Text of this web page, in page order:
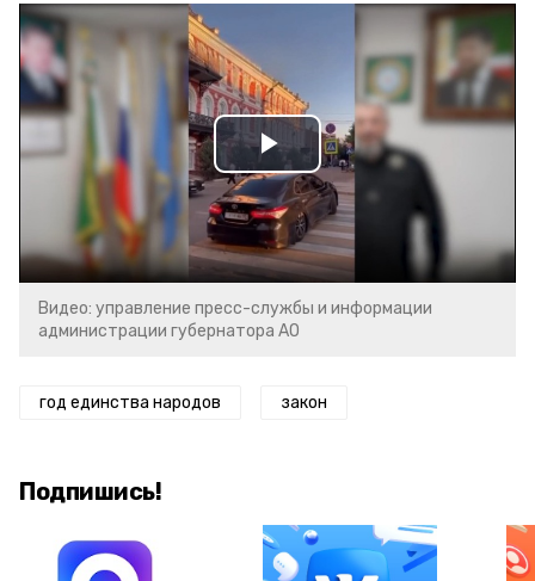
Play
Video
Видео: управление пресс-службы и информации
администрации губернатора АО
год единства народов закон
Подпишись!